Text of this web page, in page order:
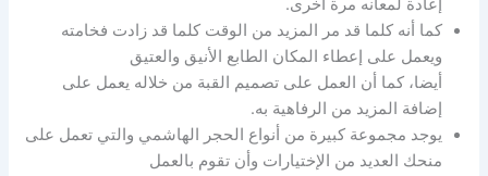
إعادة لمعانه مرة أخرى.
كما أنه كلما قد مر المزيد من الوقت كلما قد زادت فخامته
ويعمل على إعطاء المكان الطابع الأنيق والعتيق
أيضا، كما أن العمل على تصميم القبة من خلاله يعمل على
إضافة المزيد من الرفاهية به.
يوجد مجموعة كبيرة من أنواع الحجر الهاشمي والتي تعمل على
منحك العديد من الإختيارات وأن تقوم بالعمل